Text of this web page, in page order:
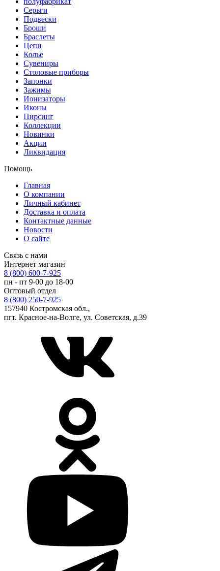
Серьги
Подвески
Броши
Браслеты
Цепи
Колье
Сувениры
Столовые приборы
Запонки
Зажимы
Ионизаторы
Иконы
Пирсинг
Коллекции
Новинки
Акции
Ликвидация
Помощь
Главная
О компании
Личный кабинет
Доставка и оплата
Контактные данные
Новости
О сайте
Связь с нами
Интернет магазин
8 (800) 600-7-925
пн - пт 9-00 до 18-00
Оптовый отдел
8 (800) 250-7-925
157940 Костромская обл.,
пгт. Красное-на-Волге, ул. Советская, д.39